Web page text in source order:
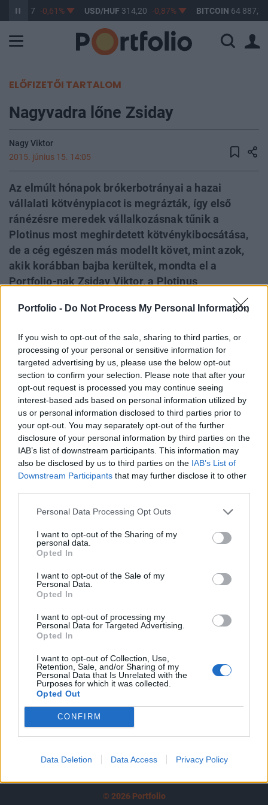
Portfolio - Do Not Process My Personal Information
If you wish to opt-out of the sale, sharing to third parties, or
processing of your personal or sensitive information for
targeted advertising by us, please use the below opt-out
section to confirm your selection. Please note that after your
opt-out request is processed you may continue seeing
interest-based ads based on personal information utilized by
us or personal information disclosed to third parties prior to
your opt-out. You may separately opt-out of the further
disclosure of your personal information by third parties on the
IAB’s list of downstream participants. This information may
also be disclosed by us to third parties on the IAB’s List of
Downstream Participants that may further disclose it to other
Personal Data Processing Opt Outs
I want to opt-out of the Sharing of my
personal data.
Opted In
I want to opt-out of the Sale of my
Personal Data.
Opted In
I want to opt-out of processing my
Personal Data for Targeted Advertising.
Opted In
I want to opt-out of Collection, Use,
Retention, Sale, and/or Sharing of my
Personal Data that Is Unrelated with the
Purposes for which it was collected.
Opted Out
CONFIRM
Data Deletion Data Access Privacy Policy
363,17 -0,61% USD/HUF 314,20 -0,87% BITCOIN 64 887,72
ELŐFIZETŐI TARTALOM
Nagyvadra lőne Zsiday
Nagy Viktor
2015. június 15. 14:05
Az elmúlt hónapok brókerbotrányai a hazai
vállalati kötvénypiacot is megrázták, így első
ránézésre meredek vállalkozásnak tűnik a
Plotinus most meghirdetett kötvénykibocsátása,
de a cég egészen más modellt követ, mint azok,
akik korábban bajba kerültek, mondta el a
Portfolio-nak Zsiday Viktor, a Plotinus
milliárd forint értékben is vonhat be forrást,
csak szeretnének készen állni, és "lőni", ha jön a
nagyvad.
Több botrány is volt az elmúlt hónapokban a vállalati
kötvényekkel kapcsolatban, emiatt sokan úgy gondolták, a
hazai vállalati kötvénypiac hosszú ideig halott lesz. Elég
bátor húzásnak tűnik most kijönni egy vállalati kötvénnyel.
Tesztelitek a piacot? Én is azt gondolom, hogy a hazai
vállalati kötvénypiacnak sokat ártottak a botrányok, de mi
nem azt a modellt követjük...
KEDVES OLVASÓNK!
A keresett cikk a portfolio.hu hírarchívumához
tartozik, melynek olvasása előfizetéses
Az előfizetés a következőket tartalmazza:
Portfolio.hu teljes cikkarchívum
Kötéslisták: BÉT elmúlt 2 év napon belüli
kötéslistái
Előfizetés
MÁR ELŐFIZETŐNK VAGY?
© 2026 Portfolio